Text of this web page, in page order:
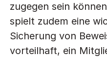
zugegen sein
spielt zudem eine
Sicherung von
vorteilhaft, ein